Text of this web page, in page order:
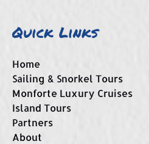
Quick Links
Home
Sailing & Snorkel Tours
Monforte Luxury Cruises
Island Tours
Partners
About